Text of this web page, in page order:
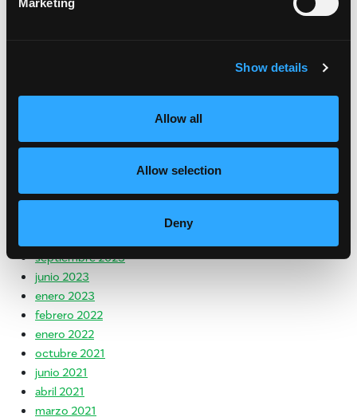
Show details
Allow all
Allow selection
Deny
Archivo
septiembre 2023
junio 2023
enero 2023
febrero 2022
enero 2022
octubre 2021
junio 2021
abril 2021
marzo 2021